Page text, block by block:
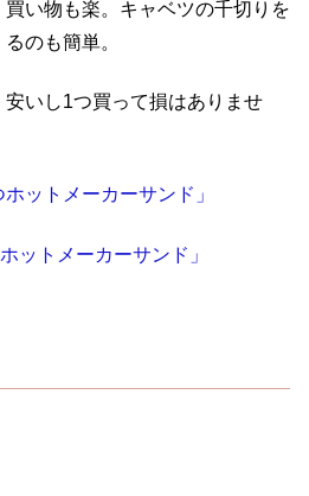
い物も楽。キャベツの千切りを
のも簡単。
いし1つ買って損はありませ
ットメーカーサンド」
ットメーカーサンド」